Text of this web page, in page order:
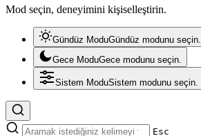
Mod seçin, deneyimini kişiselleştirin.
Gündüz ModuGündüz modunu seçin.
Gece ModuGece modunu seçin.
Sistem ModuSistem modunu seçin.
Esc